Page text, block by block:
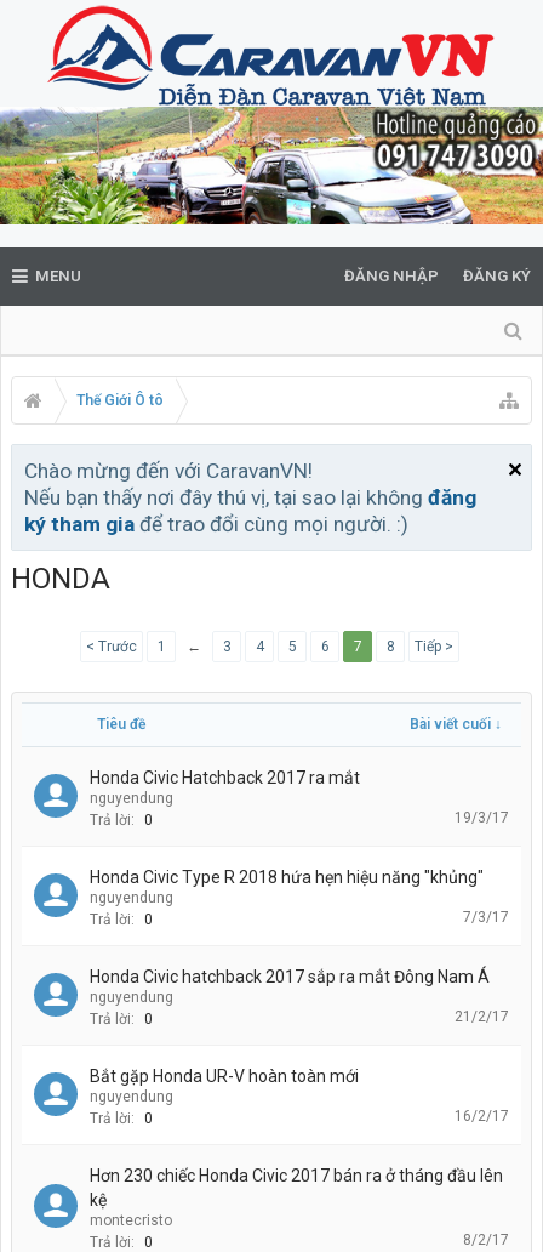
MENU ĐĂNG NHẬP ĐĂNG KÝ
Thế Giới Ô tô
Chào mừng đến với CaravanVN!
Nếu bạn thấy nơi đây thú vị, tại sao lại không đăng
ký tham gia để trao đổi cùng mọi người. :)
HONDA
< Trước 1 ← 3 4 5 6 7 8 Tiếp >
Tiêu đề Bài viết cuối ↓
Honda Civic Hatchback 2017 ra mắt
nguyendung
Trả lời:
0 19/3/17
Honda Civic Type R 2018 hứa hẹn hiệu năng "khủng"
nguyendung
Trả lời:
0 7/3/17
Honda Civic hatchback 2017 sắp ra mắt Đông Nam Á
nguyendung
Trả lời:
0 21/2/17
Bắt gặp Honda UR-V hoàn toàn mới
nguyendung
Trả lời:
0 16/2/17
Hơn 230 chiếc Honda Civic 2017 bán ra ở tháng đầu lên
kệ
montecristo
Trả lời:
0 8/2/17